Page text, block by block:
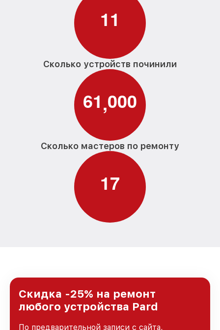
11
Сколько устройств починили
61,000
Сколько мастеров по ремонту
17
Скидка -25% на ремонт
любого устройства Pard
По предварительной записи с сайта,